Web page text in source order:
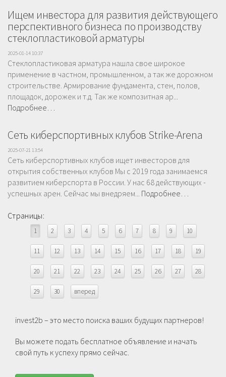
Ищем инвестора для развития действующего
перспективного бизнеса по производству
стеклопластиковой арматуры
2025-01-14 10:37
Стеклопластиковая арматура нашла свое широкое
применение в частном, промышленном, а так же дорожном
строительстве. Армирование фундамента, стен, полов,
площадок, дорожек и т.д. Так же композитная ар...
Подробнее…
Сеть киберспортивных клубов Strike-Arena
2025-07-21 13:54
Сеть киберспортивных клубов ищет инвесторов для
открытия собственных клубов Мы с 2019 года занимаемся
развитием киберспорта в России. У нас 68 действующих -
успешных арен. Сейчас мы внедряем... Подробнее…
Страницы:
1 2 3 4 5 6 7 8 9 10
11 12 13 14 15 16 17 18 19
20 21 22 23 24 25 26 27 28
29 30 вперед
invest2b – это место поиска ваших будущих партнеров!
Вы можете подать бесплатное объявление и начать
свой путь к успеху прямо сейчас.